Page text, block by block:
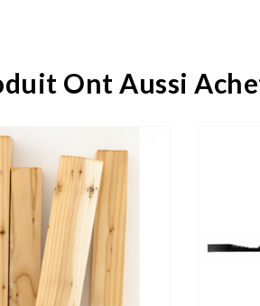
Ont Aussi